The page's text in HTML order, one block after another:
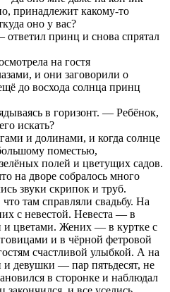
принадлежит какому-то
оно у вас?
принц и снова спрятал
на гостя
и они заговорили о
до восхода солнца принц
в горизонт. — Ребёнок,
искать?
и долинами, и когда солнце
поместью,
полей и цветущих садов.
на дворе собралось много
звуки скрипок и труб.
там справляли свадьбу. На
с невестой. Невеста — в
и цветами. Жених — в куртке с
и в чёрной фетровой
счастливой улыбкой. А на
девушки — пар пятьдесят, не
в сторонке и наблюдал